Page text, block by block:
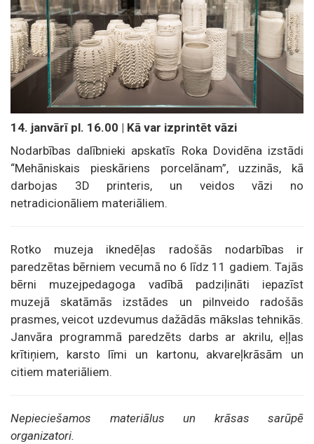
14. janvārī pl. 16.00 | Kā var izprintēt vāzi
Nodarbības dalībnieki apskatīs Roka Dovidēna izstādi
“Mehāniskais pieskāriens porcelānam”, uzzinās, kā
darbojas 3D printeris, un veidos vāzi no
netradicionāliem materiāliem.
Rotko muzeja iknedēļas radošās nodarbības ir
paredzētas bērniem vecumā no 6 līdz 11 gadiem. Tajās
bērni muzejpedagoga vadībā padziļināti iepazīst
muzejā skatāmās izstādes un pilnveido radošās
prasmes, veicot uzdevumus dažādās mākslas tehnikās.
Janvāra programmā paredzēts darbs ar akrilu, eļļas
krītiņiem, karsto līmi un kartonu, akvareļkrāsām un
citiem materiāliem.
Nepieciešamos materiālus un krāsas sarūpē
organizatori.